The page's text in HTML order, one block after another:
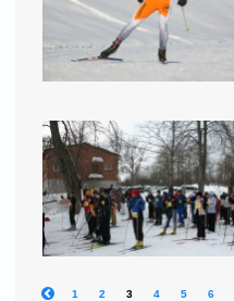
1 2 3 4 5 6